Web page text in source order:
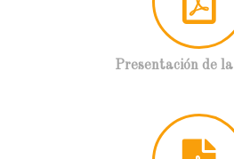
Presentación de